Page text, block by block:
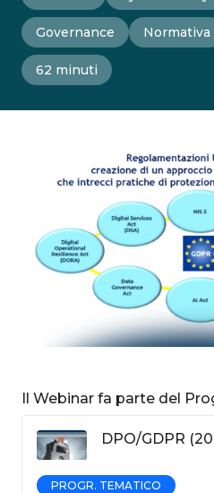
Governance Normativa
62 minuti
Il Webinar fa parte del
DPO/GDPR
PROGR. TEMATICO